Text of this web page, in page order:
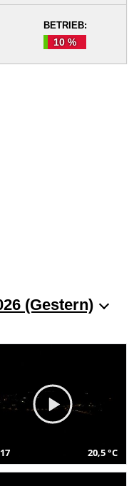
BETRIEB:
10 %
(Gestern)
20,5 °C